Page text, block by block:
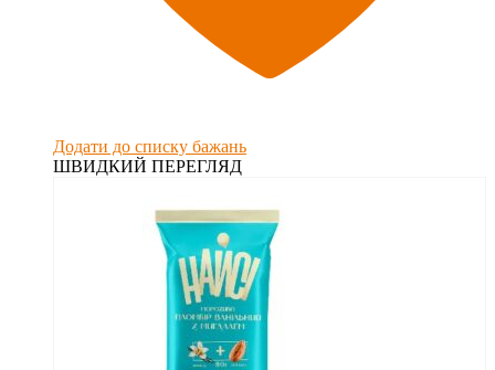
Додати до списку бажань
ШВИДКИЙ ПЕРЕГЛЯД